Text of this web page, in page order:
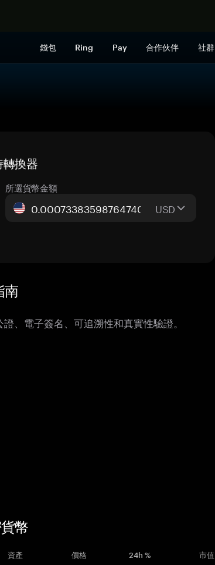
錢包 Ring Pay 合作伙伴 社群
換器
所選貨幣金額
USD
南
、電子簽名、可追溯性和真實性驗證。
幣
資產 價格 24h % 市值